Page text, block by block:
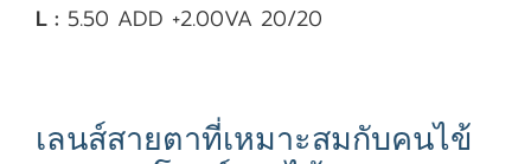
L : 5.50 ​ADD +2.00VA 20/20
เลนส์สายตาที่เหมาะสมกับคนไข้